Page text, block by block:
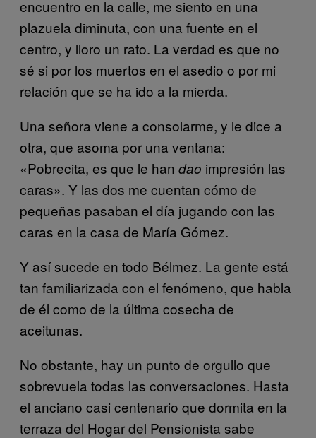
encuentro en la calle, me siento en una
plazuela diminuta, con una fuente en el
centro, y lloro un rato. La verdad es que no
sé si por los muertos en el asedio o por mi
relación que se ha ido a la mierda.
Una señora viene a consolarme, y le dice a
otra, que asoma por una ventana:
«Pobrecita, es que le han dao impresión las
caras». Y las dos me cuentan cómo de
pequeñas pasaban el día jugando con las
caras en la casa de María Gómez.
Y así sucede en todo Bélmez. La gente está
tan familiarizada con el fenómeno, que habla
de él como de la última cosecha de
aceitunas.
No obstante, hay un punto de orgullo que
sobrevuela todas las conversaciones. Hasta
el anciano casi centenario que dormita en la
terraza del Hogar del Pensionista sabe